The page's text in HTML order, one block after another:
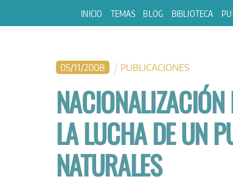
INICIO TEMAS BLOG BIBLIOTECA
05/11/2008 PUBLICACIONES
LA LUCHA DE UN
NATURALES